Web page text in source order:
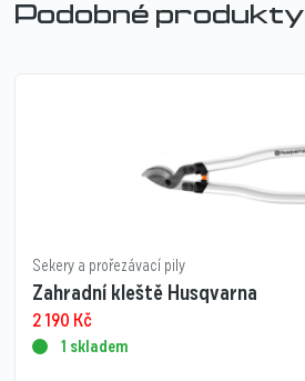
Podobné produkty
Sekery a prořezávací pily
Zahradní kleště Husqvarna
2 190 Kč
1 skladem